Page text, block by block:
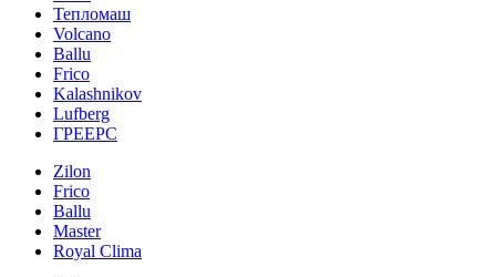
Тепломаш
Volcano
Ballu
Frico
Kalashnikov
Lufberg
ГРЕЕРС
Zilon
Frico
Ballu
Master
Royal Clima